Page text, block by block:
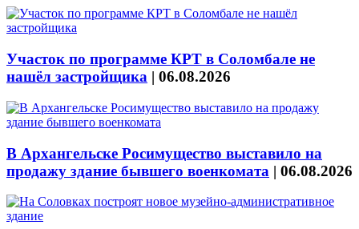
Участок по программе КРТ в Соломбале не
нашёл застройщика | 06.08.2026
В Архангельске Росимущество выставило на
продажу здание бывшего военкомата | 06.08.2026